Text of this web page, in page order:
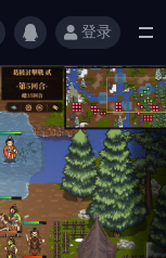
登录